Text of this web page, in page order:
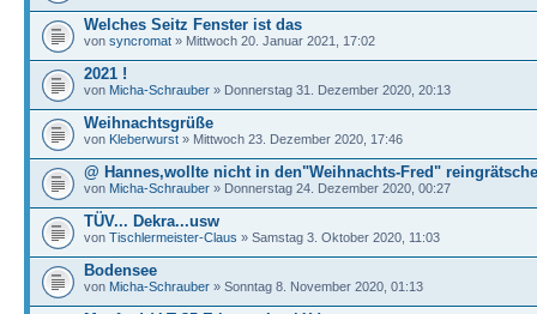
Welches Seitz Fenster ist das
von syncromat » Mittwoch 20. Januar 2021, 17:02
2021 !
von Micha-Schrauber » Donnerstag 31. Dezember 2020, 20:13
Weihnachtsgrüße
von Kleberwurst » Mittwoch 23. Dezember 2020, 17:46
@ Hannes,wollte nicht in den"Weihnachts-Fred"
von Micha-Schrauber » Donnerstag 24. Dezember 2020, 00:27
TÜV... Dekra...usw
von Tischlermeister-Claus » Samstag 3. Oktober 2020, 11:03
Bodensee
von Micha-Schrauber » Sonntag 8. November 2020, 01:13